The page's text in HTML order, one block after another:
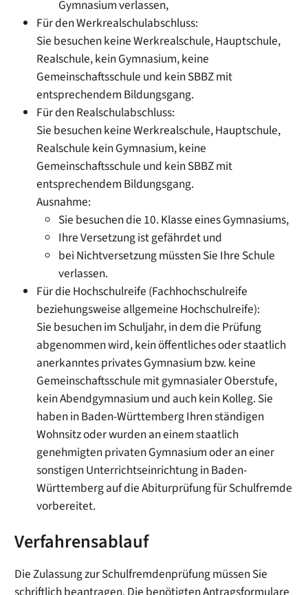
Gymnasium verlassen,
Für den Werkrealschulabschluss:
Sie besuchen keine Werkrealschule, Hauptschule,
Realschule, kein Gymnasium, keine
Gemeinschaftsschule und kein SBBZ mit
entsprechendem Bildungsgang.
Für den Realschulabschluss:
Sie besuchen keine Werkrealschule, Hauptschule,
Realschule kein Gymnasium, keine
Gemeinschaftsschule und kein SBBZ mit
entsprechendem Bildungsgang.
Ausnahme:
Sie besuchen die 10. Klasse eines Gymnasiums,
Ihre Versetzung ist gefährdet und
bei Nichtversetzung müssten Sie Ihre Schule
verlassen.
Für die Hochschulreife (Fachhochschulreife
beziehungsweise allgemeine Hochschulreife):
Sie besuchen im Schuljahr, in dem die Prüfung
abgenommen wird, kein öffentliches oder staatlich
anerkanntes privates Gymnasium bzw. keine
Gemeinschaftsschule mit gymnasialer Oberstufe,
kein Abendgymnasium und auch kein Kolleg. Sie
haben in Baden-Württemberg Ihren ständigen
Wohnsitz oder wurden an einem staatlich
genehmigten privaten Gymnasium oder an einer
sonstigen Unterrichtseinrichtung in Baden-
Württemberg auf die Abiturprüfung für Schulfremde
vorbereitet.
Verfahrensablauf
Die Zulassung zur Schulfremdenprüfung müssen Sie